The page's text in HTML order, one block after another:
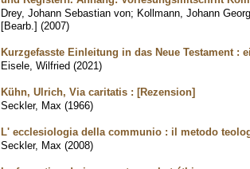
Drey, Johann Sebastian von; Kollmann, Johann Georg
[Bearb.] (2007)
Kurzgefasste Einleitung in das Neue Testament :
Eisele, Wilfried (2021)
Kühn, Ulrich, Via caritatis : [Rezension]
Seckler, Max (1966)
L' ecclesiologia della communio : il metodo
Seckler, Max (2008)